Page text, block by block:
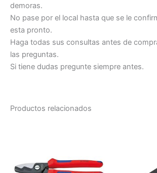
demoras.
No pase por el local hasta que se le
esta pronto.
Haga todas sus consultas antes de
las preguntas.
Si tiene dudas pregunte siempre antes.
Productos relacionados